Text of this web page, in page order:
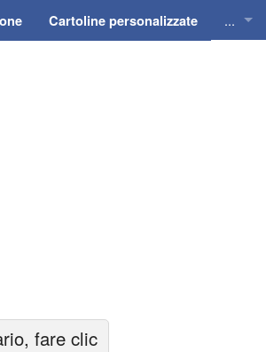
Cartoline personalizzate ...
fare clic